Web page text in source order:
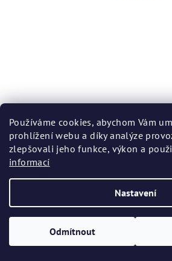
Používáme cookies, abychom Vám
prohlížení webu a díky analýze
zlepšovali jeho funkce, výkon a
informací
Nastavení
Odmítnout